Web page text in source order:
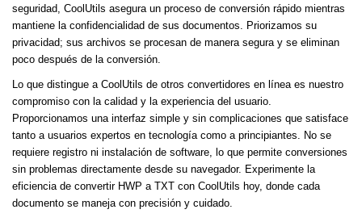
seguridad, CoolUtils asegura un proceso de conversión rápido mientras
mantiene la confidencialidad de sus documentos. Priorizamos su
privacidad; sus archivos se procesan de manera segura y se eliminan
poco después de la conversión.
Lo que distingue a CoolUtils de otros convertidores en línea es nuestro
compromiso con la calidad y la experiencia del usuario.
Proporcionamos una interfaz simple y sin complicaciones que satisface
tanto a usuarios expertos en tecnología como a principiantes. No se
requiere registro ni instalación de software, lo que permite conversiones
sin problemas directamente desde su navegador. Experimente la
eficiencia de convertir HWP a TXT con CoolUtils hoy, donde cada
documento se maneja con precisión y cuidado.